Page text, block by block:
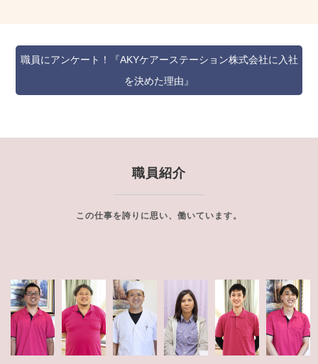
職員にアンケート！『AKYケアーステーション株式会社に入社
を決めた理由』
職員紹介
この仕事を誇りに思い、働いています。